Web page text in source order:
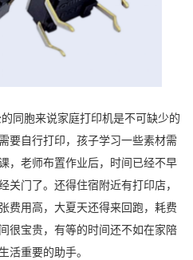
同胞来说家庭打印机是不可缺少的
需要自行打印 ，孩子学习一些素材需
，老师布置作业后，时间已经不早
关门了。 还得住宿附近有打印店，
费用高，大夏天还得来回跑，耗费
很宝贵，有等的时间还不如在家陪
活重要的助手。